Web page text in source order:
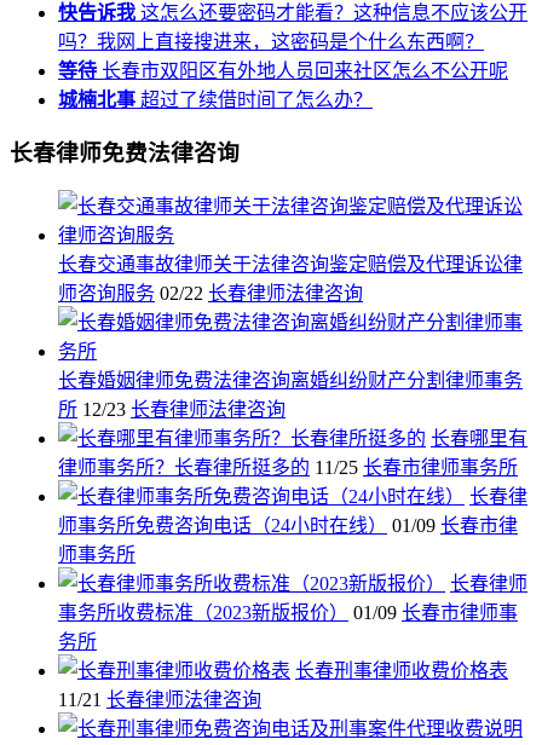
快告诉我 这怎么还要密码才能看？这种信息不应该公开
吗？我网上直接搜进来，这密码是个什么东西啊？
等待 长春市双阳区有外地人员回来社区怎么不公开呢
城楠北事 超过了续借时间了怎么办？
长春律师免费法律咨询
长春交通事故律师关于法律咨询鉴定赔偿及代理诉讼律
师咨询服务 02/22 长春律师法律咨询
长春婚姻律师免费法律咨询离婚纠纷财产分割律师事务
所 12/23 长春律师法律咨询
长春哪里有
律师事务所？长春律所挺多的 11/25 长春市律师事务所
长春律
师事务所免费咨询电话（24小时在线）
01/09 长春市律
师事务所
长春律师
事务所收费标准（2023新版报价）
01/09 长春市律师事
务所
长春刑事律师收费价格表
11/21 长春律师法律咨询